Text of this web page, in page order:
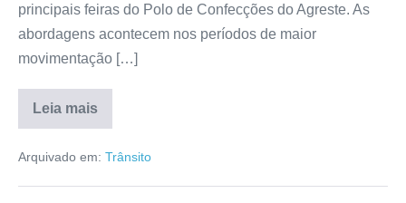
principais feiras do Polo de Confecções do Agreste. As
abordagens acontecem nos períodos de maior
movimentação […]
Leia mais
Arquivado em: Trânsito